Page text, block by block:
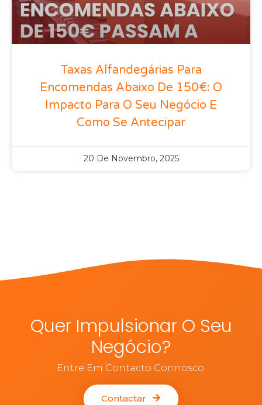
Taxas Alfandegárias Para
Encomendas Abaixo De 150€: O
Impacto Para O Seu Negócio E
Como Se Antecipar
20 De Novembro, 2025
Quer Impulsionar O Seu
Negócio?
Entre Em Contacto Connosco.
Contactar